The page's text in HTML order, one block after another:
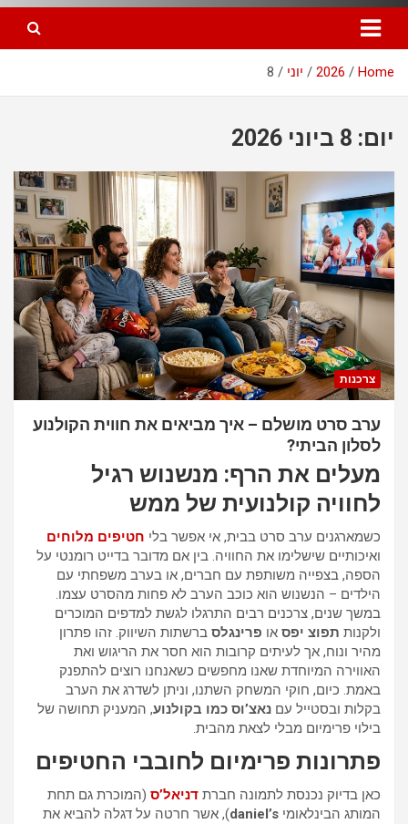
Home
2026 יוני 8
יום: 8 ביוני 2026
צרכנות
ערב סרט מושלם – איך מביאים את חווית הקולנוע
לסלון הביתי?
מעלים את הרף: מנשנוש רגיל
לחוויה קולנועית של ממש
כשמארגנים ערב סרט בבית, אי אפשר בלי חטיפים מלוחים
ואיכותיים שישלימו את החוויה. בין אם מדובר בדייט רומנטי על
הספה, בצפייה משותפת עם חברים, או בערב משפחתי עם
הילדים – הנשנוש הוא כוכב הערב לא פחות מהסרט עצמו.
במשך שנים, צרכנים רבים התרגלו לגשת למדפים המוכרים
ולקנות תפוצ יפס או פרינגלס ברשתות השיווק. זהו פתרון
מהיר ונוח, אך לעיתים קרובות הוא חסר את הריגוש ואת
האווירה המיוחדת שאנו מחפשים כשאנחנו רוצים להתפנק
באמת. כיום, חוקי המשחק השתנו, וניתן לשדרג את הערב
בקלות ובסטייל עם נאצ’וס כמו בקולנוע, המעניק תחושה של
בילוי פרימיום מבלי לצאת מהבית.
פתרונות פרימיום לחובבי החטיפים
כאן בדיוק נכנסת לתמונה חברת דניאל’ס (המוכרת גם תחת
המותג הבינלאומי daniel’s), אשר חרטה על דגלה להביא את